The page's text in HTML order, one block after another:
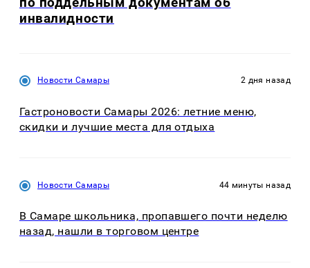
инвалидности
Новости Самары 2 дня назад
Гастроновости Самары 2026: летние меню,
скидки и лучшие места для отдыха
Новости Самары 44 минуты назад
В Самаре школьника, пропавшего почти неделю
назад, нашли в торговом центре